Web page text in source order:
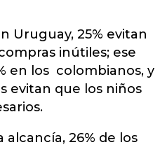
Uruguay, 25% evitan
inútiles; ese
en los colombianos, y
evitan que los niños
alcancía, 26% de los